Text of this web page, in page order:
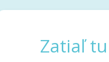
Zatiaľ